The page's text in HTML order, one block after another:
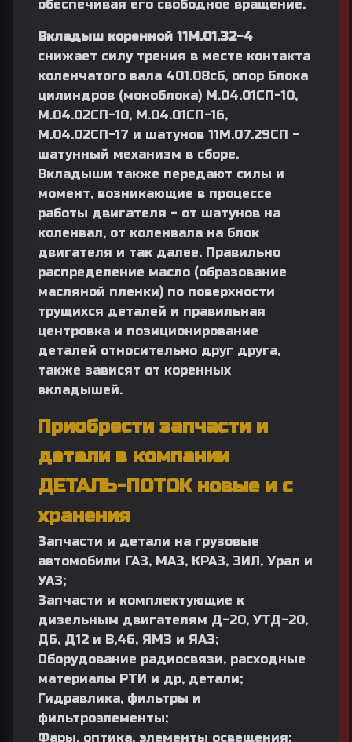
обеспечивая его свободное вращение.
Вкладыш коренной 11М.01.32-4
снижает силу трения в месте контакта
коленчатого вала 401.08сб, опор блока
цилиндров (моноблока) М.04.01СП-10,
М.04.02СП-10, М.04.01СП-16,
М.04.02СП-17 и шатунов 11М.07.29СП -
шатунный механизм в сборе.
Вкладыши также передают силы и
момент, возникающие в процессе
работы двигателя - от шатунов на
коленвал, от коленвала на блок
двигателя и так далее. Правильно
распределение масло (образование
масляной пленки) по поверхности
трущихся деталей и правильная
центровка и позиционирование
деталей относительно друг друга,
также зависят от коренных
вкладышей.
Приобрести запчасти и
детали в компании
ДЕТАЛЬ-ПОТОК новые и с
хранения
Запчасти и детали на грузовые
автомобили ГАЗ, МАЗ, КРАЗ, ЗИЛ, Урал и
УАЗ;
Запчасти и комплектующие к
дизельным двигателям Д-20, УТД-20,
Д6, Д12 и В,46, ЯМЗ и ЯАЗ;
Оборудование радиосвязи, расходные
материалы РТИ и др, детали;
Гидравлика, фильтры и
фильтроэлементы;
Фары, оптика, элементы освещения;